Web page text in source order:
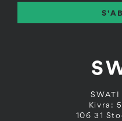
SWATI
Kivra:
106 31